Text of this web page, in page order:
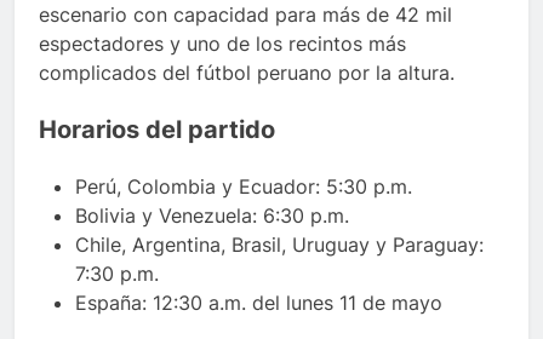
escenario con capacidad para más de 42 mil
espectadores y uno de los recintos más
complicados del fútbol peruano por la altura.
Horarios del partido
Perú, Colombia y Ecuador: 5:30 p.m.
Bolivia y Venezuela: 6:30 p.m.
Chile, Argentina, Brasil, Uruguay y Paraguay:
7:30 p.m.
España: 12:30 a.m. del lunes 11 de mayo